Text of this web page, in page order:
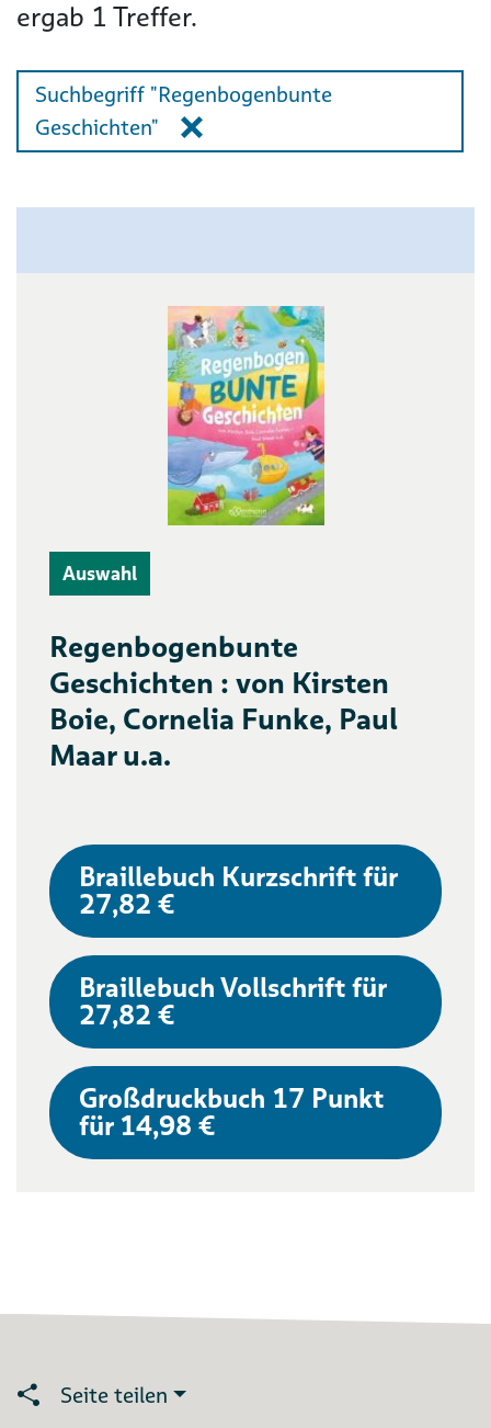
ergab 1 Treffer.
Suchbegriff "Regenbogenbunte
Geschichten"
Auswahl
Regenbogenbunte
Geschichten : von Kirsten
Boie, Cornelia Funke, Paul
Maar u.a.
Braillebuch Kurzschrift für
27,82 €
Braillebuch Vollschrift für
27,82 €
Großdruckbuch 17 Punkt
für 14,98 €
Seite teilen